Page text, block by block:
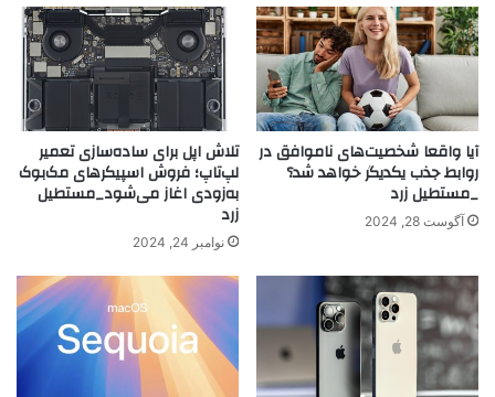
آیا واقعا شخصیت‌های ناموافق در
روابط جذب یکدیگر خواهد شد؟
_مستطیل زرد
آگوست 28, 2024
تلاش اپل برای ساده‌سازی تعمیر
لپ‌تاپ؛ فروش اسپیکرهای مک‌بوک
به‌زودی اغاز می‌شود_مستطیل
زرد
نوامبر 24, 2024